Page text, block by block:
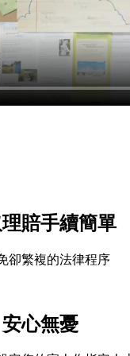
賠手續簡單
卻繁複的法律程序
心無憂